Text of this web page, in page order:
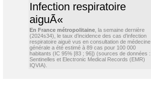
Infection respiratoire
aiguÃ«
En France métropolitaine , la semaine dernière
(2024s34), le taux d’incidence des cas d’infection
respiratoire aiguë vus en consultation de médecine
générale a été estimé à 89 cas pour 100 000
habitants (IC 95% [83 ; 96]) (sources de données :
Sentinelles et Electronic Medical Records (EMR)
IQVIA).